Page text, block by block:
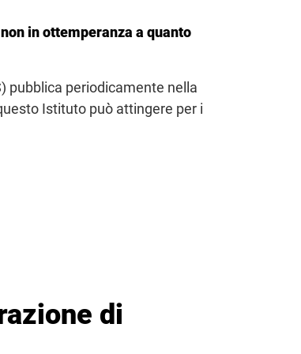
in ottemperanza a quanto
pubblica periodicamente nella
Istituto può attingere per i
di